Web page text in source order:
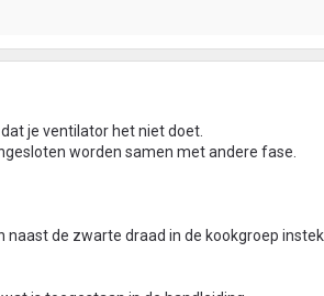
je ventilator het niet doet.
worden samen met andere fase.
naast de zwarte draad in de kookgroep